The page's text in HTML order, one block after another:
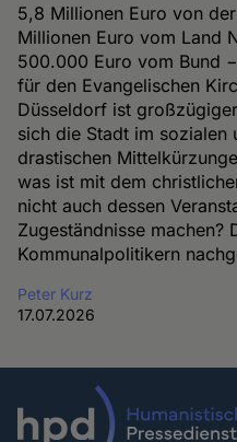
5,8 Millionen Euro von
Millionen Euro vom Land
500.000 Euro vom Bund
für den Evangelischen
Düsseldorf ist
sich die Stadt im sozialen
drastischen
was ist mit dem
nicht auch dessen
Zugeständnisse machen?
Kommunalpolitikern
Peter Kurz
17.07.2026